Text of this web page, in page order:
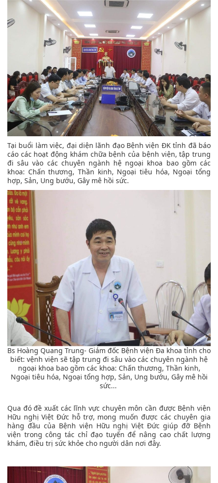
Tại buổi làm việc, đại diện lãnh đạo Bệnh viện ĐK tỉnh đã báo
cáo các hoạt động khám chữa bệnh của bệnh viện, tập trung
đi sâu vào các chuyên ngành hệ ngoại khoa bao gồm các
khoa: Chấn thương, Thần kinh, Ngoại tiêu hóa, Ngoại tổng
hợp, Sản, Ung bướu, Gây mê hồi sức.
Bs Hoàng Quang Trung- Giám đốc Bệnh viện Đa khoa tỉnh cho
biết: vệnh viện sẽ tập trung đi sâu vào các chuyên ngành hệ
ngoại khoa bao gồm các khoa: Chấn thương, Thần kinh,
Ngoại tiêu hóa, Ngoại tổng hợp, Sản, Ung bướu, Gây mê hồi
sức...
Qua đó đề xuất các lĩnh vực chuyên môn cần được Bệnh viện
Hữu nghị Việt Đức hỗ trợ, mong muốn được các chuyên gia
hàng đầu của Bệnh viện Hữu nghị Việt Đức giúp đỡ Bệnh
viện trong công tác chỉ đạo tuyến để nâng cao chất lượng
khám, điều trị sức khỏe cho người dân nơi đây.